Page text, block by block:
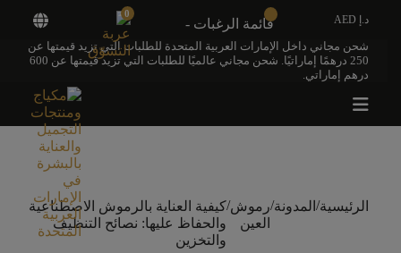
شحن مجاني داخل الإمارات العربية المتحدة للطلبات التي تزيد قيمتها عن
250 درهمًا إماراتيًا. شحن مجاني عالميًا للطلبات التي تزيد قيمتها عن 600
درهم إماراتي.
الرئيسية/المدونة/رموش
العين
/كيفية العناية بالرموش الاصطناعية
والحفاظ عليها: نصائح التنظيف
والتخزين
د.إ AED قائمة الرغبات -
0